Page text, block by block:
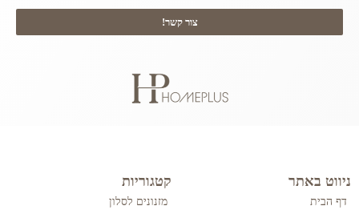
צור קשר!
ניווט באתר
דף הבית
קטגוריות
מזנונים לסלון